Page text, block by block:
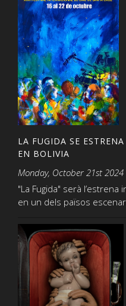
LA FUGIDA SE
EN BOLIVIA
Monday, October 21st 2024
"La Fugida" serà
en un dels països